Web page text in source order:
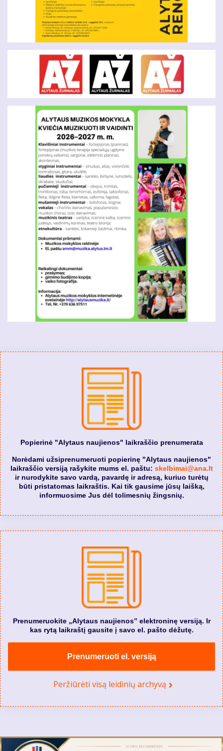
Popierinė "Alytaus naujienos" laikraščio prenumerata
Norėdami užsiprenumeruoti popierinę "Alytaus naujienos"
laikraščio versiją rašykite mums el. paštu: skelbimai@ana.lt
ir nurodykite savo vardą, pavardę ir adresą, kuriuo turėtų
būti pristatomas laikraštis. Kai tik gausime jūsų laišką,
informuosime Jus dėl tolimesnių žingsnių.
Prenumeruokite „Alytaus naujienos” elektroninę versiją. Ir
kas rytą laikraštį gausite į savo el. pašto dėžutę.
Prenumeruoti el. versiją
Peržiūrėti visą leidinių archyvą